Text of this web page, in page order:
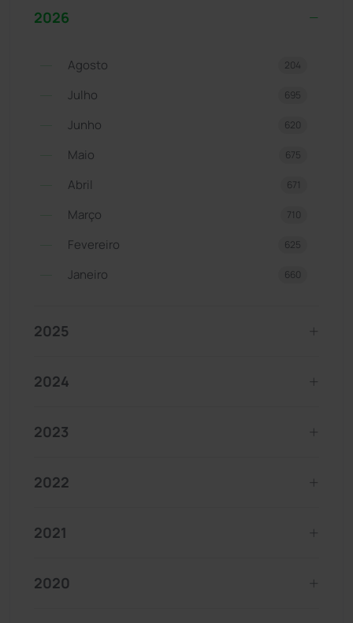
2026
Agosto 204
Julho 695
Junho 620
Maio 675
Abril 671
Março 710
Fevereiro 625
Janeiro 660
2025
2024
2023
2022
2021
2020